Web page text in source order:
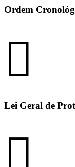
Ordem
Lei Geral de